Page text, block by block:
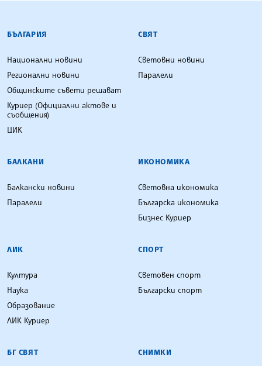
БЪЛГАРСКА ТЕЛЕГРАФНА АГЕНЦИЯ
БЪЛГАРИЯ
Национални новини
Регионални новини
Общинските съвети решават
Куриер (Официални актове и
съобщения)
ЦИК
СВЯТ
Световни новини
Паралели
БАЛКАНИ
Балкански новини
Паралели
ИКОНОМИКА
Световна икономика
Българска икономика
Бизнес Куриер
ЛИК
Култура
Наука
Образование
ЛИК Куриер
СПОРТ
Световен спорт
Български спорт
БГ СВЯТ СНИМКИ